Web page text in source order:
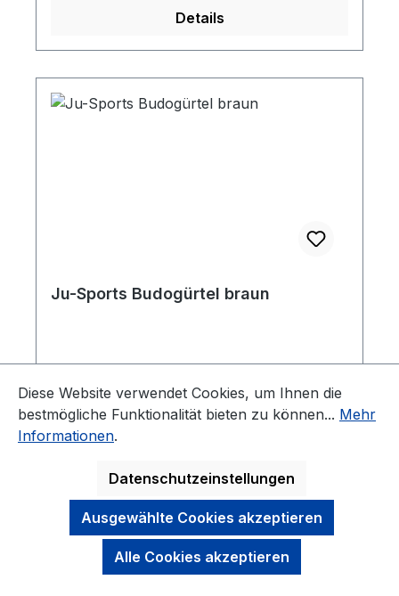
Details
Ju-Sports Budogürtel braun
Martial Arts Gürtel für alle Budo-
Sportarten Material: 100 % Baumwolle ca.
4 cm breit Natürlich ist der Gürtel
Veredelung für Ihren Gürtel oder schauen
Sie im Shop unter Ausrüstung > Gürtel >
Bestickungen
Regulärer Preis:
Diese Website verwendet Cookies, um Ihnen die
bestmögliche Funktionalität bieten zu können... Mehr
Informationen.
Datenschutzeinstellungen
Ausgewählte Cookies akzeptieren
Alle Cookies akzeptieren